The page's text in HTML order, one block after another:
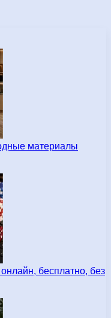
материалы
бесплатно, без